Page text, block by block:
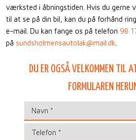
værksted i åbningstiden. Hvis du gerne
til at se på din bil, kan du på forhånd
e-mail. Du kan fange os på telefon 98
på sundsholmensautolak@mail.dk
DU ER OGSÅ VELKOMMEN TIL
FORMULAREN